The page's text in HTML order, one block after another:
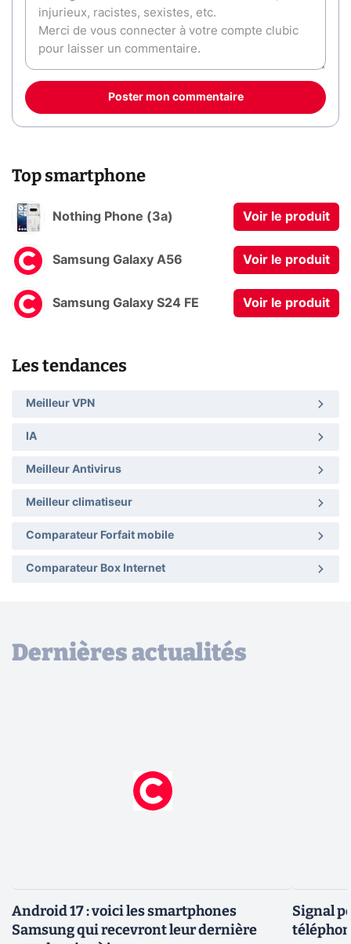
Poster mon commentaire
Top smartphone
Nothing Phone (3a) Voir le produit
Samsung Galaxy A56 Voir le produit
Samsung Galaxy S24 FE Voir le produit
Les tendances
Meilleur VPN
IA
Meilleur Antivirus
Meilleur climatiseur
Comparateur Forfait mobile
Comparateur Box Internet
Dernières actualités
Android 17 : voici les smartphones
Samsung qui recevront leur dernière
Signal